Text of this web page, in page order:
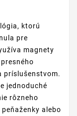
ktorú
pre
magnety
príslušenstvom.
jednoduché
rôzneho
alebo